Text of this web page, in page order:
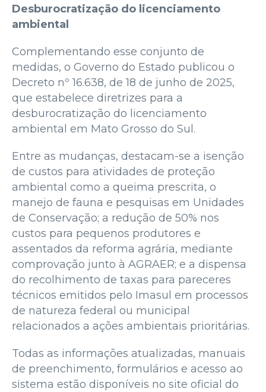
Desburocratização do licenciamento
ambiental
Complementando esse conjunto de
medidas, o Governo do Estado publicou o
Decreto nº 16.638, de 18 de junho de 2025,
que estabelece diretrizes para a
desburocratização do licenciamento
ambiental em Mato Grosso do Sul.
Entre as mudanças, destacam-se a isenção
de custos para atividades de proteção
ambiental como a queima prescrita, o
manejo de fauna e pesquisas em Unidades
de Conservação; a redução de 50% nos
custos para pequenos produtores e
assentados da reforma agrária, mediante
comprovação junto à AGRAER; e a dispensa
do recolhimento de taxas para pareceres
técnicos emitidos pelo Imasul em processos
de natureza federal ou municipal
relacionados a ações ambientais prioritárias.
Todas as informações atualizadas, manuais
de preenchimento, formulários e acesso ao
sistema estão disponíveis no site oficial do